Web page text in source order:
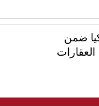
ضمن